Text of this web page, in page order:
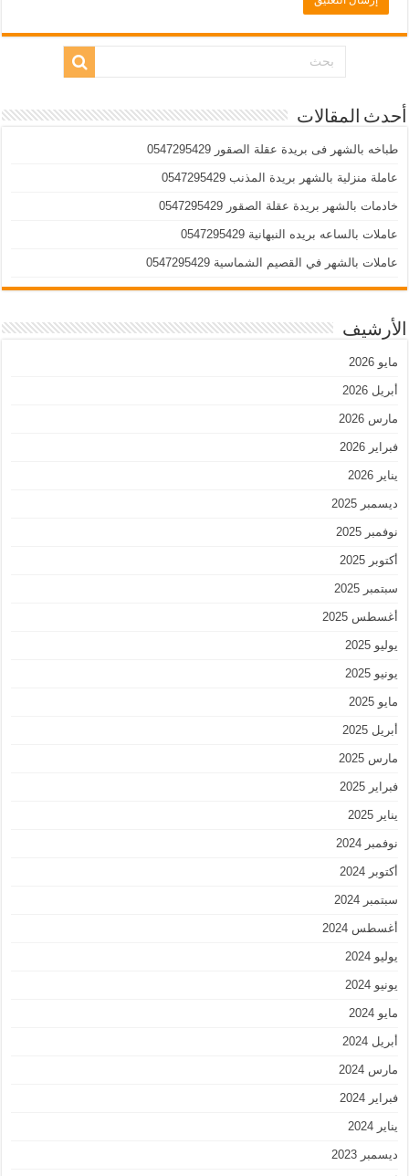
أحدث المقالات
طباخه بالشهر فى بريدة عقلة الصقور 0547295429
عاملة منزلية بالشهر بريدة المذنب 0547295429
خادمات بالشهر بريدة عقلة الصقور 0547295429
عاملات بالساعه بريده النبهانية 0547295429
عاملات بالشهر في القصيم الشماسية 0547295429
الأرشيف
مايو 2026
أبريل 2026
مارس 2026
فبراير 2026
يناير 2026
ديسمبر 2025
نوفمبر 2025
أكتوبر 2025
سبتمبر 2025
أغسطس 2025
يوليو 2025
يونيو 2025
مايو 2025
أبريل 2025
مارس 2025
فبراير 2025
يناير 2025
نوفمبر 2024
أكتوبر 2024
سبتمبر 2024
أغسطس 2024
يوليو 2024
يونيو 2024
مايو 2024
أبريل 2024
مارس 2024
فبراير 2024
يناير 2024
ديسمبر 2023